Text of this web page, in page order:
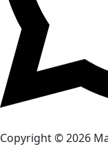
Copyright © 2026